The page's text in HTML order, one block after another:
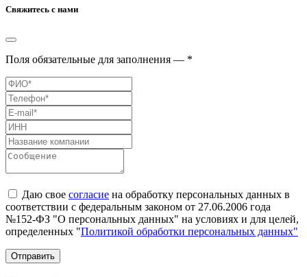
Свяжитесь с нами
Поля обязательные для заполнения — *
Даю свое согласие на обработку персональных данных в
соответствии с федеральным законом от 27.06.2006 года
№152-ФЗ "О персональных данных" на условиях и для целей,
определенных "Политикой обработки персональных данных"
Отправить